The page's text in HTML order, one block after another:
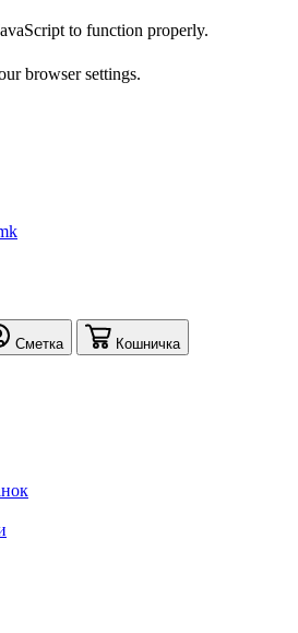
to function properly.
browser settings.
Сметка Кошничка